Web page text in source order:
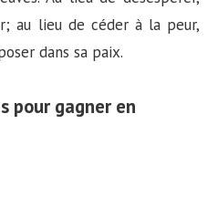
au lieu de céder à la peur,
dans sa paix.
pour gagner en